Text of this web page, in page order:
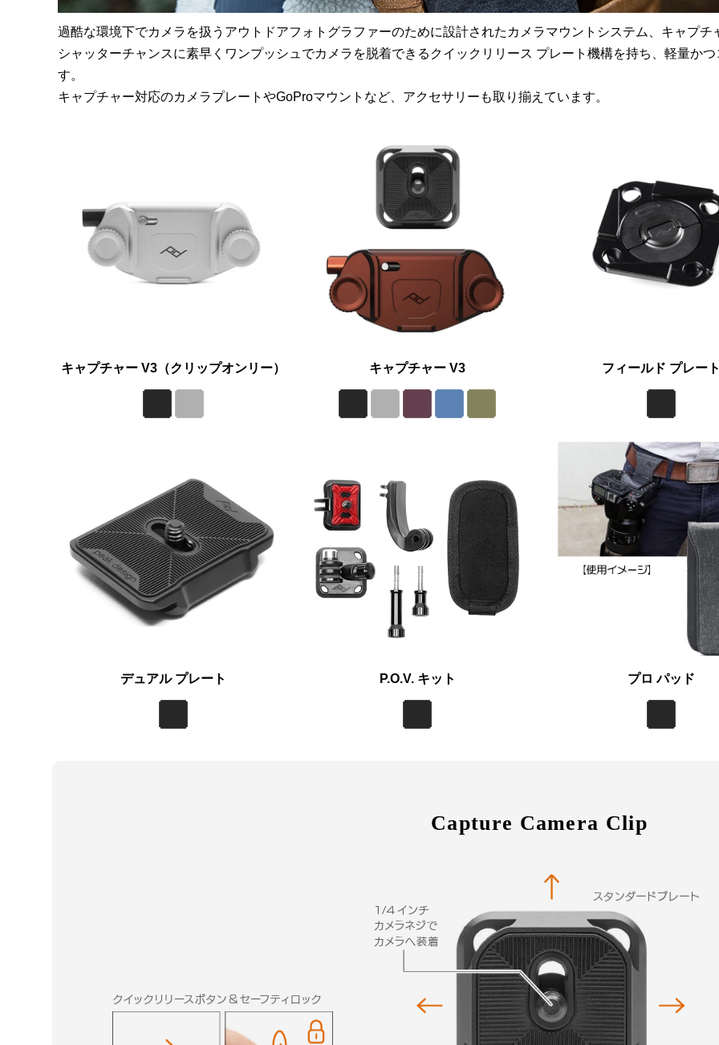
過酷な環境下でカメラを扱うアウトドアフォトグラファーのために設計されたカメラマウントシステム、キャプチ
シャッターチャンスに素早くワンプッシュでカメラを脱着できるクイックリリース プレート機構を持ち、軽量か
す。
キャプチャー対応のカメラプレートやGoProマウントなど、アクセサリーも取り揃えています。
キャプチャー V3（クリップオンリー） キャプチャー V3 フィールド プレー
デュアル プレート P.O.V. キット プロ パッド
Capture Camera Clip